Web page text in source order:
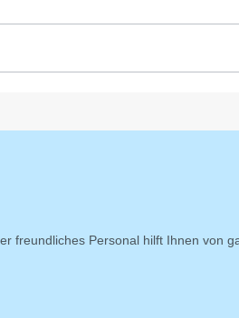
freundliches Personal hilft Ihnen von